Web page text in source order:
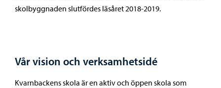
skolbyggnaden slutfördes läsåret 2018-2019.
Vår vision och verksamhetsidé
Kvarnbackens skola är en aktiv och öppen skola som